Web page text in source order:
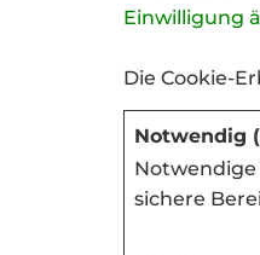
Einwilligung
Die Cookie-
Notwendig
sichere